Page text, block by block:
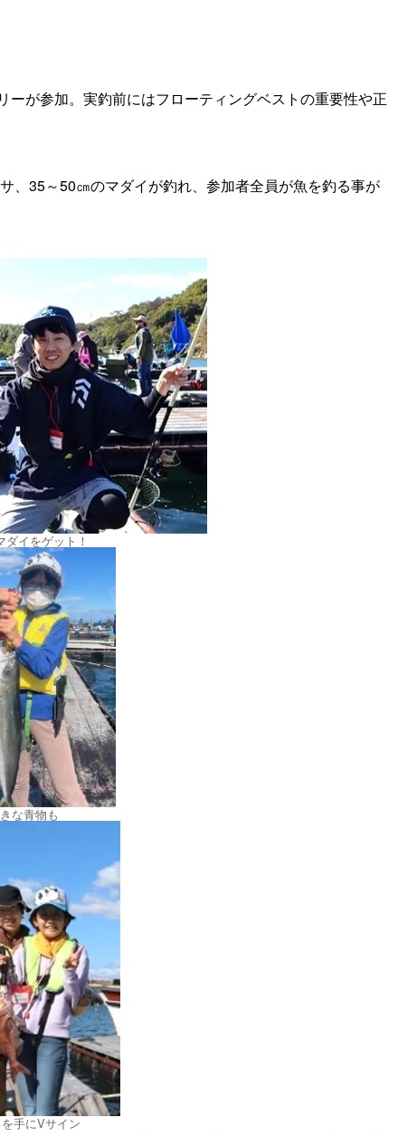
が参加。実釣前にはフローティングベストの重要性や正
、35～50㎝のマダイが釣れ、参加者全員が魚を釣る事が
ダイをゲット！
な青物も
手にVサイン